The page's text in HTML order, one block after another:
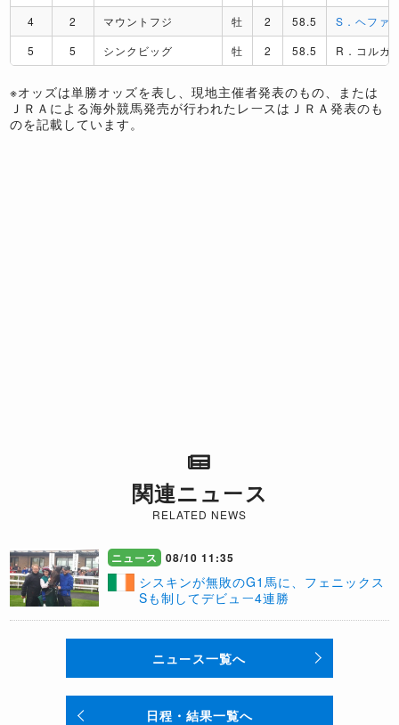
4
2 マウントフジ 牡 2 58.5
S．ヘファ
5
5 シンクビッグ 牡 2 58.5 R．コルガ
※オッズは単勝オッズを表し、現地主催者発表のもの、または
ＪＲＡによる海外競馬発売が行われたレースはＪＲＡ発表のも
のを記載しています。
関連ニュース
RELATED NEWS
ニュース 08/10 11:35
シスキンが無敗のG1馬に、フェニックス
Sも制してデビュー4連勝
ニュース一覧へ
日程・結果一覧へ